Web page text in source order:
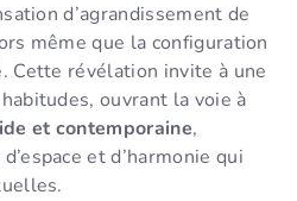
d’agrandissement de
même que la configuration
Cette révélation invite à une
ouvrant la voie à
et contemporaine,
et d’harmonie qui